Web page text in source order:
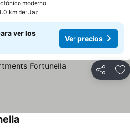
modernoVer precios
km de: Jaz
ver los
Ver precios
Compartir